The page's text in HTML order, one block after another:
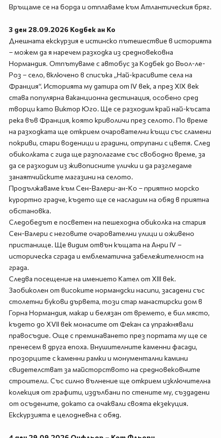
Връщаме се на борда и отплаваме към Атлантическия бряг.
3 ден 28.09.2026 Кодбек ан Ко
Днешната екскурзия е истинско пътешествие в историята
– можем да я наречем разходка из средновековна
Нормандия. Отпътуваме с автобус за Кодбек до Вьол-ле-
Роз – село, включено в списъка „Най-красивите села на
Франция“. Историята му датира от IV век, а през XIX век
става популярна ваканционна дестинация, особено сред
творци като Виктор Юго. Ще се разходим край най-късата
река във Франция, която криволичи през селото. По време
на разходката ще открием очарователни къщи със сламени
покриви, стари воденици и градини, отрупани с цветя. След
обиколката с гида ще разполагаме със свободно време, за
да се разходим из живописните улички и да разгледаме
занаятчийските магазини на селото.
Продължаваме към Сен-Валери-ан-Ко – приятно морско
курортно градче, където ще се насладим на обяд в приятна
обстановка.
Следобедът е посветен на пешеходна обиколка на стария
Сен-Валери с неговите очарователни улици и оживено
пристанище. Ще видим отвън къщата на Анри IV –
историческа сграда и емблематична забележителност на
града.
Следва посещение на имението Кател от XIII век.
Заобиколен от високите нормандски насипи, засадени със
столетни букови дървета, този стар манастирски дом в
Горна Нормандия, макар и белязан от времето, е бил място,
където до XVII век монасите от Фекан са упражнявали
правосъдие. Още с преминаването през портата му ще се
пренесем в друга епоха. Внушителните каменни фасади,
прозорците с каменни рамки и монументални камини
свидетелстват за майсторството на средновековните
строители. Със силно вълнение ще открием изключителна
колекция от графити, издълбани по стените му, създадени
от осъдените, докато са очаквали своята екзекуция.
Екскурзията е целодневна с обяд.